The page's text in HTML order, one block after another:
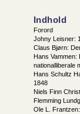
Indhold
Forord
Johny Leisner:
Claus Bjørn:
Hans
nationalliberale
Hans Schultz
1848
Niels Finn
Flemming
Ole L.